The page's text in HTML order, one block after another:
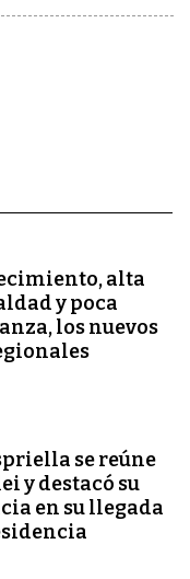
alta
y poca
los nuevos
se reúne
y destacó su
en su llegada